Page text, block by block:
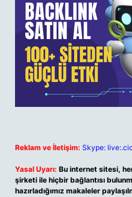
Reklam ve İletişim: Skype:
Yasal Uyarı: Bu internet sitesi,
şirketi ile hiçbir bağlantısı
hazırladığımız makaleler